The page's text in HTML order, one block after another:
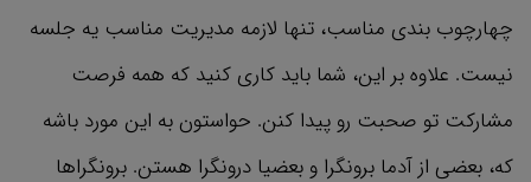
چهارچوب بندی مناسب، تنها لازمه مدیریت مناسب یه جلسه
نیست. علاوه بر این، شما باید کاری کنید که همه فرصت
مشارکت تو صحبت رو پیدا کنن. حواستون به این مورد باشه
که، بعضی از آدما برونگرا و بعضیا درونگرا هستن. برونگراها